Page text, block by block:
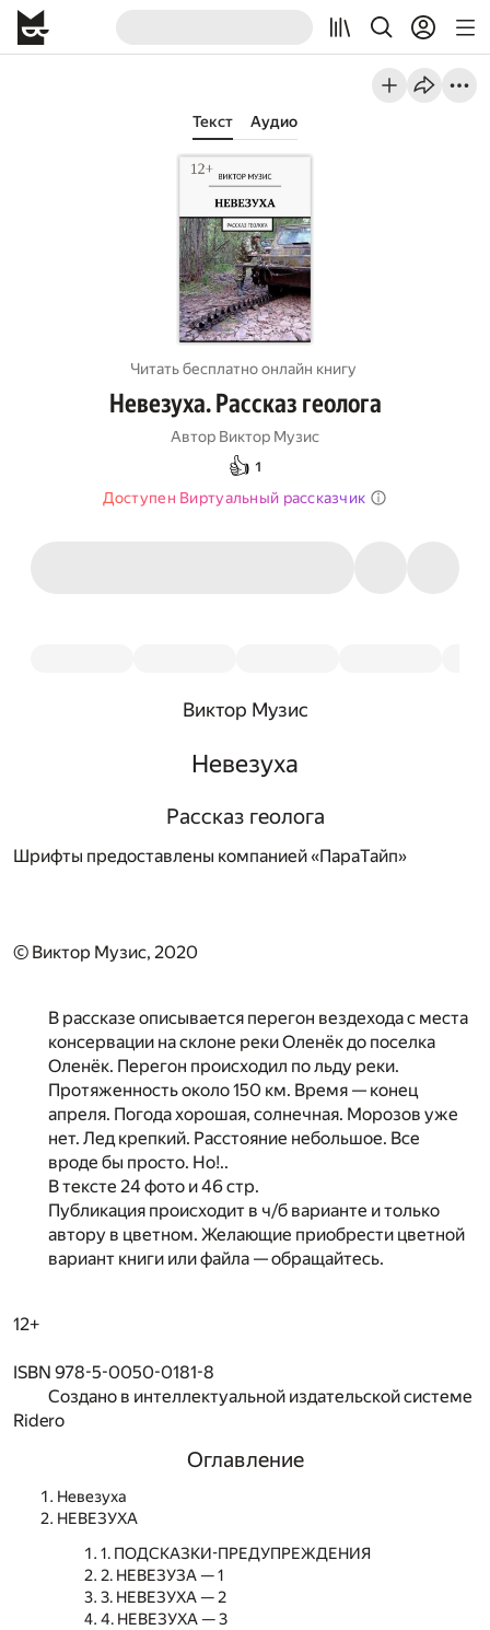
Текст Аудио
Читать бесплатно онлайн книгу
Невезуха. Рассказ геолога
Автор Виктор Музис
👍 1
Доступен Виртуальный рассказчик
Виктор Музис
Невезуха
Рассказ геолога
Шрифты предоставлены компанией «ПараТайп»
© Виктор Музис, 2020
В рассказе описывается перегон вездехода с места
консервации на склоне реки Оленёк до поселка
Оленёк. Перегон происходил по льду реки.
Протяженность около 150 км. Время — конец
апреля. Погода хорошая, солнечная. Морозов уже
нет. Лед крепкий. Расстояние небольшое. Все
вроде бы просто. Но!..
В тексте 24 фото и 46 стр.
Публикация происходит в ч/б варианте и только
автору в цветном. Желающие приобрести цветной
вариант книги или файла — обращайтесь.
12+
ISBN 978-5-0050-0181-8
Создано в интеллектуальной издательской системе
Ridero
Оглавление
Невезуха
НЕВЕЗУХА
1. ПОДСКАЗКИ-ПРЕДУПРЕЖДЕНИЯ
2. НЕВЕЗУЗА — 1
3. НЕВЕЗУХА — 2
4. НЕВЕЗУХА — 3